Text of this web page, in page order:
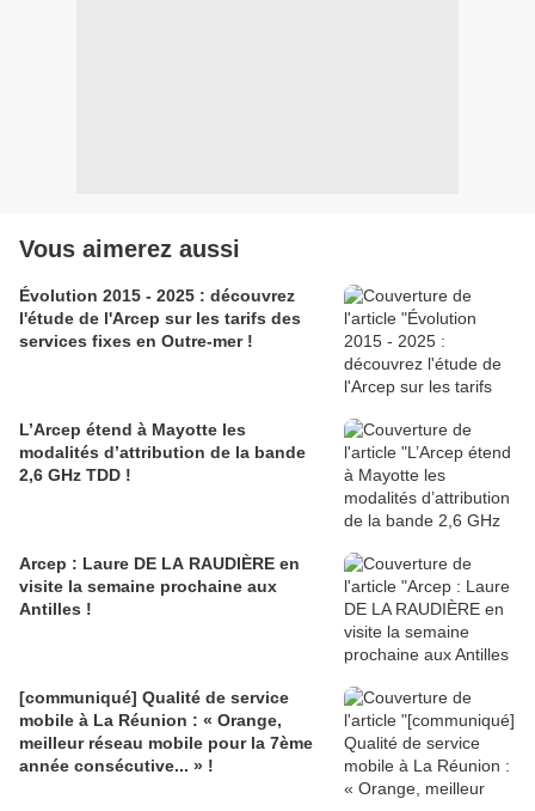
Vous aimerez aussi
Évolution 2015 - 2025 : découvrez
l'étude de l'Arcep sur les tarifs des
services fixes en Outre-mer !
L’Arcep étend à Mayotte les
modalités d’attribution de la bande
2,6 GHz TDD !
Arcep : Laure DE LA RAUDIÈRE en
visite la semaine prochaine aux
Antilles !
[communiqué] Qualité de service
mobile à La Réunion : « Orange,
meilleur réseau mobile pour la 7ème
année consécutive... » !